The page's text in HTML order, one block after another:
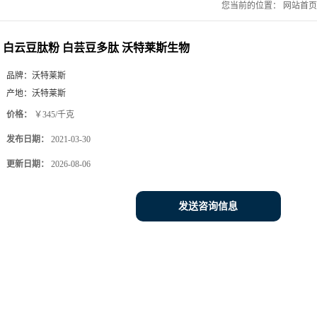
您当前的位置： 网站首页
白云豆肽粉 白芸豆多肽 沃特莱斯生物
品牌： 沃特莱斯
产地： 沃特莱斯
价格： ￥345/千克
发布日期： 2021-03-30
更新日期： 2026-08-06
发送咨询信息